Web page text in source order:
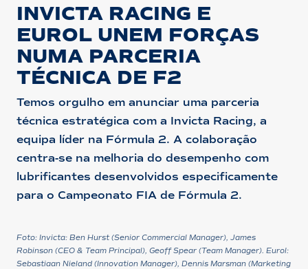
INVICTA RACING E
EUROL UNEM FORÇAS
NUMA PARCERIA
TÉCNICA DE F2
Temos orgulho em anunciar uma parceria
técnica estratégica com a Invicta Racing, a
equipa líder na Fórmula 2. A colaboração
centra-se na melhoria do desempenho com
lubrificantes desenvolvidos especificamente
para o Campeonato FIA de Fórmula 2.
Foto: Invicta: Ben Hurst (Senior Commercial Manager), James
Robinson (CEO & Team Principal), Geoff Spear (Team Manager). Eurol:
Sebastiaan Nieland (Innovation Manager), Dennis Marsman (Marketing